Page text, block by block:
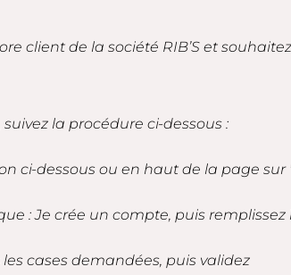
client de la société RIB’S et
la procédure ci-dessous :
ci-dessous ou en haut de la page
: Je crée un compte, puis
cases demandées, puis validez